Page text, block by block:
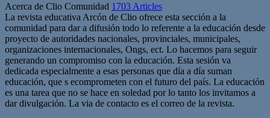
Acerca de Clio Comunidad 1703 Articles
La revista educativa Arcón de Clio ofrece esta sección a la
comunidad para dar a difusión todo lo referente a la educación desde
proyecto de autoridades nacionales, provinciales, municipales,
organizaciones internacionales, Ongs, ect. Lo hacemos para seguir
generando un compromiso con la educación. Esta sesión va
dedicada especialmente a esas personas que día a día suman
educación, que s ecomprometen con el futuro del país. La educación
es una tarea que no se hace en soledad por lo tanto los invitamos a
dar divulgación. La via de contacto es el correo de la revista.